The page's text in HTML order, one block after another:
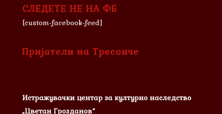
СЛЕДЕТЕ НЕ НА ФБ
[custom-facebook-feed]
Пријатели на Тресонче
Истражувачки центар за културно наследство
„Цветан Грозданов“